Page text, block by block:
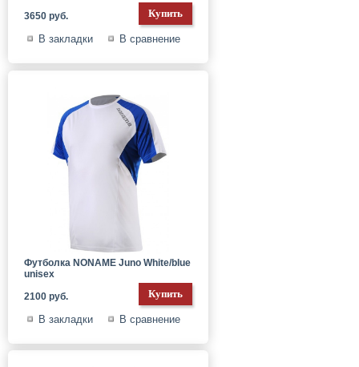
3650 руб.
В закладки В сравнение
Футболка NONAME Juno White/blue
unisex
2100 руб.
В закладки В сравнение